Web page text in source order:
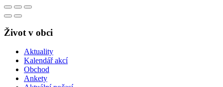
Život v obci
Aktuality
Kalendář akcí
Obchod
Ankety